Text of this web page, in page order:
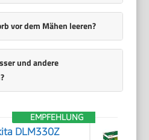
vor dem Mähen leeren?
und andere
EMPFEHLUNG
DLM330Z